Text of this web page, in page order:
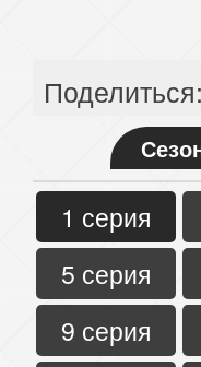
Поделиться:
1 серия
5 серия
9 серия